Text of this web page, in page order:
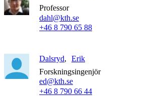
Professor
dahl@kth.se
+46 8 790 65 88
Dalsryd
Erik
Forskningsingenjör
ed@kth.se
+46 8 790 66 44